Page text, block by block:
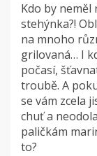
Kdo by
stehýnka?!
na mnoho
grilovaná… I
počasí,
troubě. A
se vám zcela
chuť a
paličkám
to?